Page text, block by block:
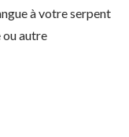
à votre serpent
ou autre